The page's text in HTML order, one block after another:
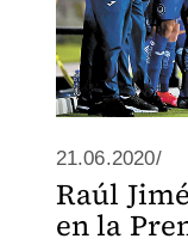
21.06.2020/
Raúl
en la